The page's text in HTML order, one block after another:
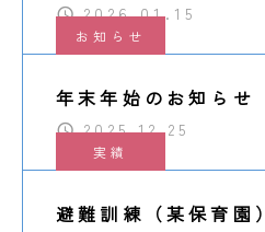
2026.01.15
お知らせ
年末年始のお知らせ
2025.12.25
実績
避難訓練（某保育園）